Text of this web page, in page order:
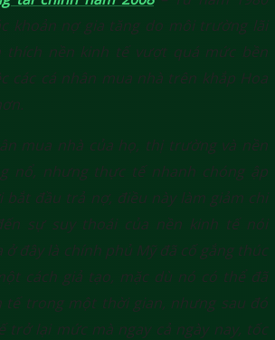
khoản nợ gia tăng do môi trường lãi
thích nền kinh tế vượt quá mức bền
các cá nhân mua nhà trên khắp Hoa
mua nhà của họ, thị trường và nền
nổ, nhưng thực tế nhanh chóng ập
bắt đầu trả nợ, điều này làm giảm chi
sự suy thoái của nền kinh tế nói
ở đây là chính phủ Mỹ đã cố gắng thúc
cách giả tạo, mặc dù nó có thể đã
tế trong một thời gian, nhưng sau đó
trở lại mức mà ngay cả ngày nay, tốc